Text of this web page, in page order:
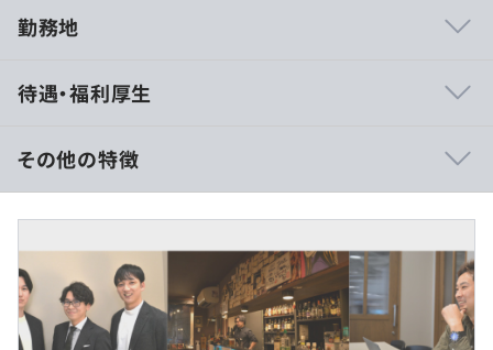
少数精鋭だからこそ、代表自らが全社員と対話します。あ
するための環境や仕組みをスピーディーに構築。会社都合
ではなく「あなたの未来」を起点に組織を動かします。
◆制度を超えたオーダーメイドの働き方
産休・育休やリモートワークは、あくまで基本。当社の本
質は、個々のライフステージに合わせた柔軟な提案にあり
ます。「地方への移住」「急な帰省」「育児との両立」な
ど、信頼関係を築いたメンバーの「声」を、わたしたちは
勤務地
待遇・福利厚生
■賃金形態：月給制
■賃金の決定方法：当社規定により決定
■月給：54.1万〜66.6万円（固定残業代を含む）
■基本給：40.9万～50.3万円
■固定残業代：13.2万～16.3万円（45時間分）※超過分は
別途支給
その他の特徴